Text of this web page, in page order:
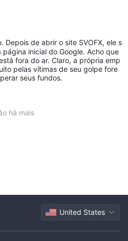
Depois de abrir o site SVOFX, ele s
inicial do Google. Acho que
fora do ar. Claro, a própria emp
pelas vítimas de seu golpe fore
seus fundos.
há mais
United States